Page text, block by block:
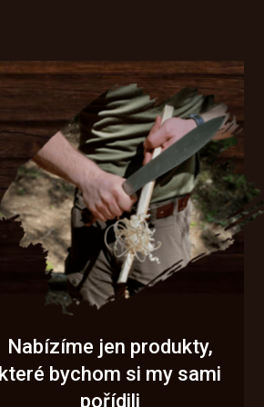
Nabízíme jen produkty,
které bychom si my sami
pořídili